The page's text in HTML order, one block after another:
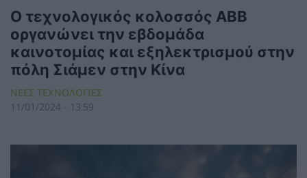
Ο τεχνολογικός κολοσσός ABB
οργανώνει την εβδομάδα
καινοτομίας και εξηλεκτρισμού στην
πόλη Σιάμεν στην Κίνα
ΝΕΕΣ ΤΕΧΝΟΛΟΓΙΕΣ
11/01/2024 - 13:59